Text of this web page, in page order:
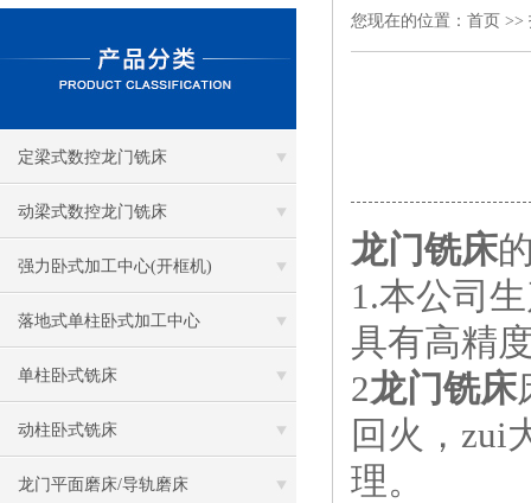
定梁式数控龙门铣床
动梁式数控龙门铣床
强力卧式加工中心(开框机)
落地式单柱卧式加工中心
单柱卧式铣床
动柱卧式铣床
龙门平面磨床/导轨磨床
您现在的位置： 首页 >>
龙门铣床
1.本公司
具有高精
2龙门铣床
回火，zui
理。